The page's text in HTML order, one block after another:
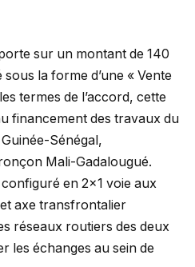
sur un montant de 140
la forme d’une « Vente
termes de l’accord, cette
financement des travaux du
Sénégal,
Mali-Gadalougué.
en 2×1 voie aux
axe transfrontalier
réseaux routiers des deux
les échanges au sein de